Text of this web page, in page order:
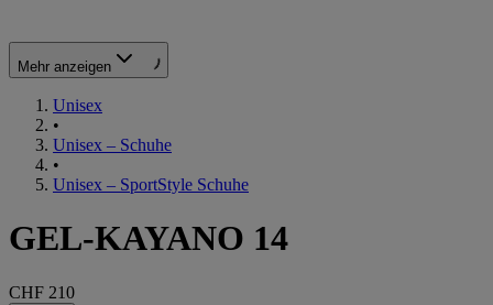
Mehr anzeigen
Unisex
•
Unisex – Schuhe
•
Unisex – SportStyle Schuhe
GEL-KAYANO 14
CHF 210